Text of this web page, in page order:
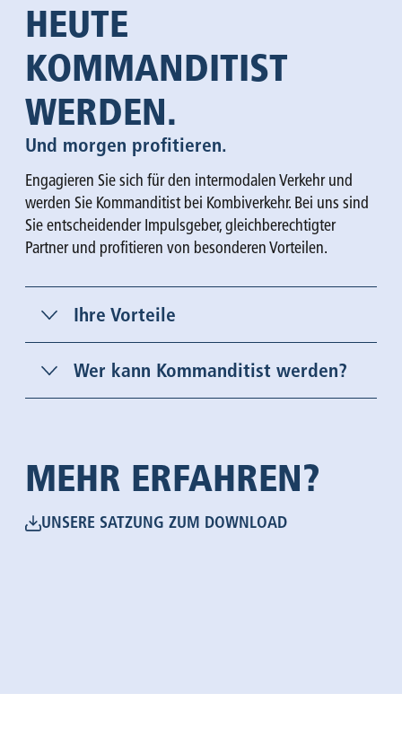
HEUTE
KOMMANDITIST
WERDEN.
Und morgen profitieren.
Engagieren Sie sich für den intermodalen Verkehr und
werden Sie Kommanditist bei Kombiverkehr. Bei uns sind
Sie entscheidender Impulsgeber, gleichberechtigter
Partner und profitieren von besonderen Vorteilen.
Ihre Vorteile
Wer kann Kommanditist werden?
MEHR ERFAHREN?
UNSERE SATZUNG ZUM DOWNLOAD